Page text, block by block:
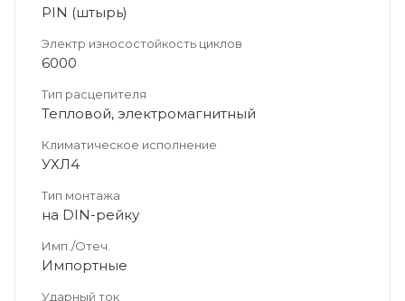
PIN (штырь)
Электр износостойкость циклов
6000
Тип расцепителя
Тепловой, электромагнитный
Климатическое исполнение
УХЛ4
Тип монтажа
на DIN-рейку
Имп./Отеч.
Импортные
Ударный ток